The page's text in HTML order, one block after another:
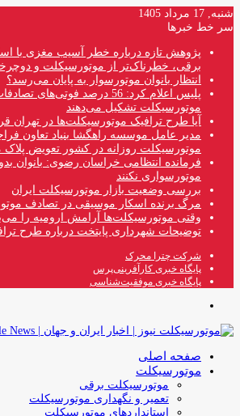
شنبه, 17 مرداد 1405
سر خط خبرها
پژوهش تازه درباره خطر آسیب مغزی با
برقی، خطرناک‌تر از موتورسیکلت و
انتظار بانوان موتورسوار به پایان می‌رسد؟
پلیس اعلام کرد: 56 درصد فوتی‌های
موتورسیکلت تشکیل می‌دهند
آیا طرح ترافیک موتورسیکلت‌ها در تهران
مدیر عامل موسسه راهگشا بنیاد تعاون
موتورسیکلت روزانه در کشور تعویض
فرمانده انتظامی خراسان رضوی: بانوان
موتورسواری نکنند
بررسی وضعیت بازار موتورسیکلت ایران
مرگ برنده اسکار موسیقی در تصادف
وقتی موتورسیکلت‌ها آرامش ارومیه را
توضیحات شهرداری پایتخت درباره طرح
شرکت چترا محرک
پایگاه خبری کارآفرینی‌پرس
پایگاه خبری موفقیت‌شناسی
صفحه اصلی
موتورسیکلت
موتورسیکلت برقی
تعمیر و نگهداری موتورسیکلت
استانداردهای موتورسیکلت